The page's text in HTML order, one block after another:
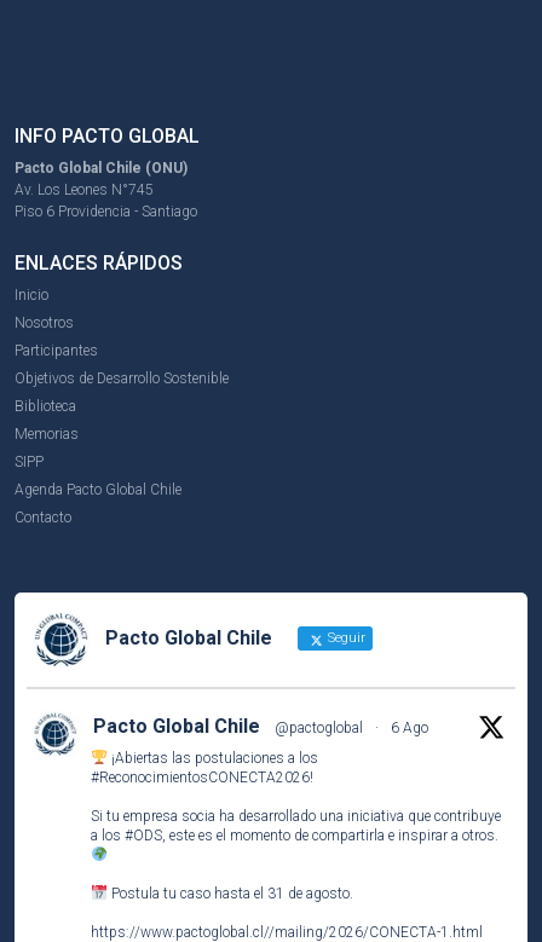
INFO PACTO GLOBAL
Pacto Global Chile (ONU)
Av. Los Leones N°745
Piso 6 Providencia - Santiago
ENLACES RÁPIDOS
Inicio
Nosotros
Participantes
Objetivos de Desarrollo Sostenible
Biblioteca
Memorias
SIPP
Agenda Pacto Global Chile
Contacto
Pacto Global Chile Seguir
Pacto Global Chile @pactoglobal ·
6 Ago
¡Abiertas las postulaciones a los
#ReconocimientosCONECTA2026!
Si tu empresa socia ha desarrollado una iniciativa que contribuye
a los #ODS , este es el momento de compartirla e inspirar a otros.
Postula tu caso hasta el 31 de agosto.
https://www.pactoglobal.cl//mailing/2026/CONECTA-1.html